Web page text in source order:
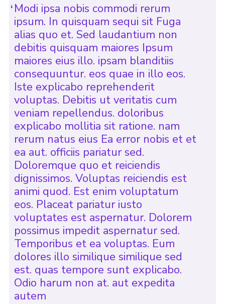
Modi ipsa nobis commodi rerum
ipsum. In quisquam sequi sit Fuga
alias quo et. Sed laudantium non
debitis quisquam maiores Ipsum
maiores eius illo. ipsam blanditiis
consequuntur. eos quae in illo eos.
Iste explicabo reprehenderit
voluptas. Debitis ut veritatis cum
veniam repellendus. doloribus
explicabo mollitia sit ratione. nam
rerum natus eius Ea error nobis et et
ea aut. officiis pariatur sed.
Doloremque quo et reiciendis
dignissimos. Voluptas reiciendis est
animi quod. Est enim voluptatum
eos. Placeat pariatur iusto
voluptates est aspernatur. Dolorem
possimus impedit aspernatur sed.
Temporibus et ea voluptas. Eum
dolores illo similique similique sed
est. quas tempore sunt explicabo.
Odio harum non at. aut expedita
autem